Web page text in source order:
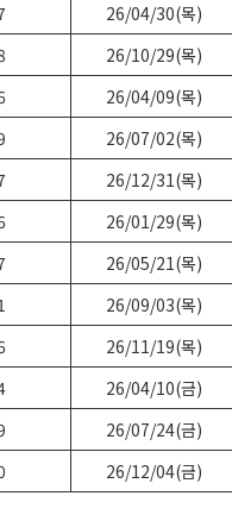
26/04/30(목)
26/10/29(목)
26/04/09(목)
26/07/02(목)
26/12/31(목)
26/01/29(목)
26/05/21(목)
26/09/03(목)
26/11/19(목)
26/04/10(금)
26/07/24(금)
26/12/04(금)